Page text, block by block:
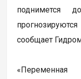
поднимется
сообщает
«Переменная